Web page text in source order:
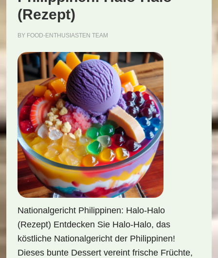
(Rezept)
BY FOOD-ENTHUSIASTEN TEAM
Nationalgericht Philippinen: Halo-Halo
(Rezept) Entdecken Sie Halo-Halo, das
köstliche Nationalgericht der Philippinen!
Dieses bunte Dessert vereint frische Früchte,